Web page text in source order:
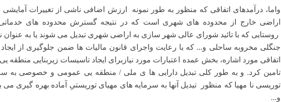
واما، درآمدهای اتفاقی که منظور به طور نمونه
ارزش اضافی ناشی از تغییرات آمایشی
اراضی خارج از محدوده های شهری است که در نتیجه گسترش محدوده های
روستایی که با تائید شورای عالی شهر سازی به اراضی شهری تبدیل می شوند یا به عنوان
جنگلی مخروبه ساحلی و... که با رعایت واجرای قانون مالیات ها ضمن جلوگیری از
اتفاقی مورد اشاره، بخش عمده اعتبارات مورد نیازبرای ایجاد تاسیسات زیربنایی منطقه
تامین کرد. و به طور کلی تبدیل دارایی ها ی ملی / منطقه یی عمومی و خصوصی به
توریسی نا مهیا که منظور
تیدیل آنها به سرمایه های مهیای توریستیِ آماده بهره گیری
و...